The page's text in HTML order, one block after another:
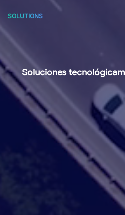
SOLUTIONS
Soluciones